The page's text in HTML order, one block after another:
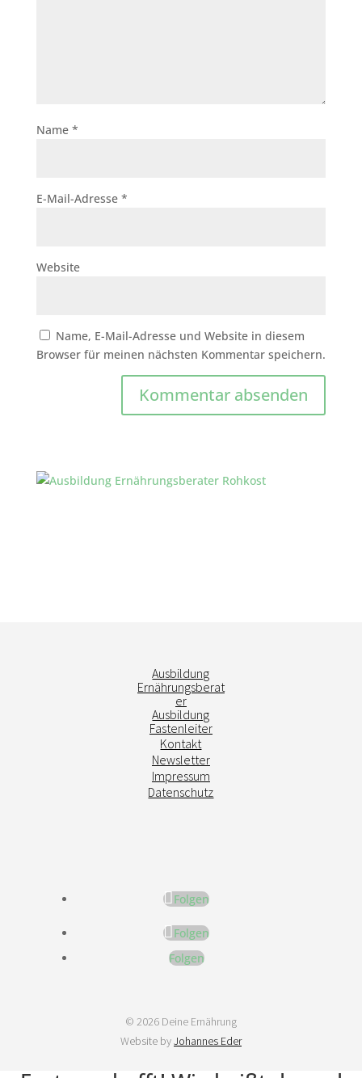
Name *
E-Mail-Adresse *
Website
Name, E-Mail-Adresse und Website in diesem
Browser für meinen nächsten Kommentar speichern.
Ausbildung
Ernährungsberat
er
Ausbildung
Fastenleiter
Kontakt
Newsletter
Impressum
Datenschutz
Folgen
Folgen
Folgen
© 2026 Deine Ernährung
Website byJohannes Eder